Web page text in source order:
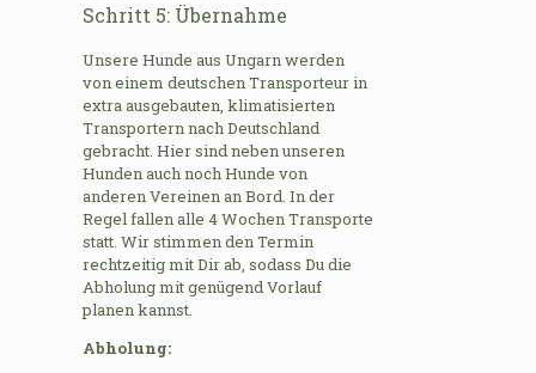
Schritt 5: Übernahme
Unsere Hunde aus Ungarn werden
von einem deutschen Transporteur in
extra ausgebauten, klimatisierten
Transportern nach Deutschland
gebracht. Hier sind neben unseren
Hunden auch noch Hunde von
anderen Vereinen an Bord. In der
Regel fallen alle 4 Wochen Transporte
statt. Wir stimmen den Termin
rechtzeitig mit Dir ab, sodass Du die
Abholung mit genügend Vorlauf
planen kannst.
Abholung: